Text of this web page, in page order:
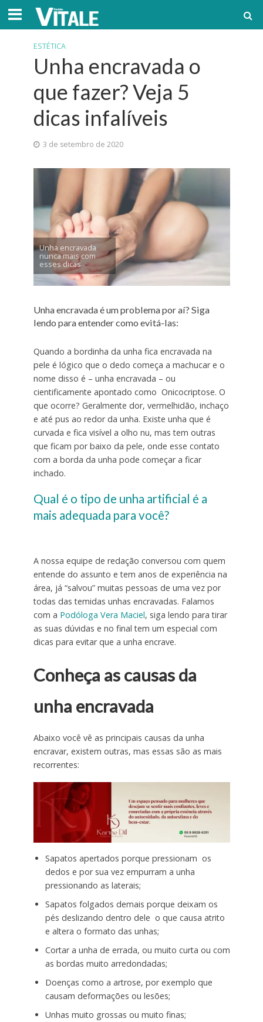
ESTÉTICA
Unha encravada o
que fazer? Veja 5
dicas infalíveis
3 de setembro de 2020
Unha encravada
nunca mais com
esses dicas
Unha encravada é um problema por aí? Siga
lendo para entender como evitá-las:
Quando a bordinha da unha fica encravada na
pele é lógico que o dedo começa a machucar e o
nome disso é – unha encravada – ou
cientificamente apontado como Onicocriptose. O
que ocorre? Geralmente dor, vermelhidão, inchaço
e até pus ao redor da unha. Existe unha que é
curvada e fica visível a olho nu, mas tem outras
que ficam por baixo da pele, onde esse contato
com a borda da unha pode começar a ficar
inchado.
Qual é o tipo de unha artificial é a
mais adequada para você?
A nossa equipe de redação conversou com quem
entende do assunto e tem anos de experiência na
área, já “salvou” muitas pessoas de uma vez por
todas das temidas unhas encravadas. Falamos
com a Podóloga Vera Maciel, siga lendo para tirar
as suas dúvidas e no final tem um especial com
dicas para evitar que a unha encrave.
Conheça as causas da
unha encravada
Abaixo você vê as principais causas da unha
encravar, existem outras, mas essas são as mais
recorrentes:
Sapatos apertados porque pressionam os
dedos e por sua vez empurram a unha
pressionando as laterais;
Sapatos folgados demais porque deixam os
pés deslizando dentro dele o que causa atrito
e altera o formato das unhas;
Cortar a unha de errada, ou muito curta ou com
as bordas muito arredondadas;
Doenças como a artrose, por exemplo que
causam deformações ou lesões;
Unhas muito grossas ou muito finas;